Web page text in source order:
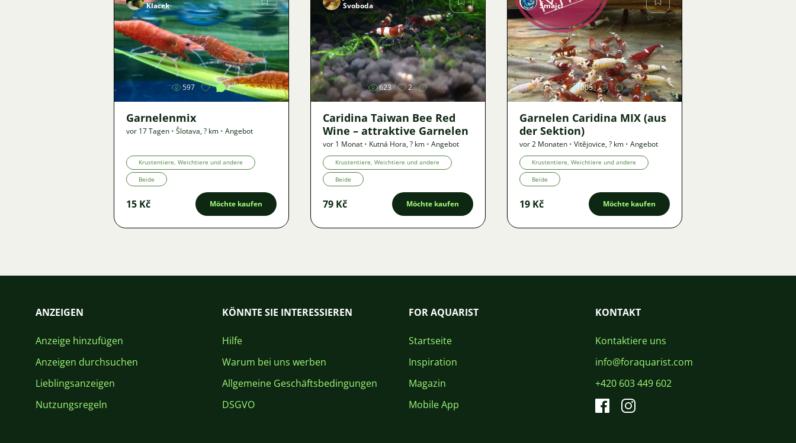
Bild
Klacek
597 2
Garnelenmix
vor 17 Tagen • Šlotava,? km • Angebot
Krustentiere, Weichtiere und andere
Beide
15 Kč Möchte kaufen
Bild
Svoboda
623 2
Caridina Taiwan Bee Red
Wine – attraktive Garnelen
vor 1 Monat • Kutná Hora,? km • Angebot
Krustentiere, Weichtiere und andere
Beide
79 Kč Möchte kaufen
Bild
Šmajcl
1005
Garnelen Caridina MIX (aus
der Sektion)
vor 2 Monaten • Vitějovice,? km • Angebot
Krustentiere, Weichtiere und andere
Beide
19 Kč Möchte kaufen
ANZEIGEN
Anzeige hinzufügen
Anzeigen durchsuchen
Lieblingsanzeigen
Nutzungsregeln
KÖNNTE SIE INTERESSIEREN
Hilfe
Warum bei uns werben
Allgemeine Geschäftsbedingungen
DSGVO
FOR AQUARIST
Startseite
Inspiration
Magazin
Mobile App
KONTAKT
Kontaktiere uns
info@foraquarist.com
+420 603 449 602